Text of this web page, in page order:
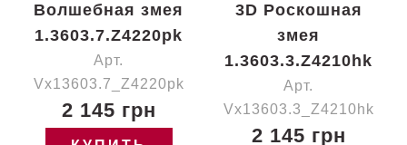
Волшебная змея
1.3603.7.Z4220pk
Арт.
Vx13603.7_Z4220pk
2 145 грн
3D Роскошная
змея
1.3603.3.Z4210hk
Арт.
Vx13603.3_Z4210hk
2 145 грн